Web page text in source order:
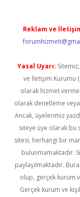
Reklam ve
Yasal Uyarı:
ve İletişim Kurumu
olarak hizmet
olarak denetleme
Ancak, üyelerimiz
siteye üye olarak bu
sitesi, herhangi bir
bulunmamaktadır.
paylaşılmaktadır.
olup, gerçek kurum
Gerçek kurum ve